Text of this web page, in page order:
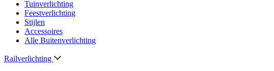
Tuinverlichting
Feestverlichting
Stijlen
Accessoires
Alle Buitenverlichting
Railverlichting